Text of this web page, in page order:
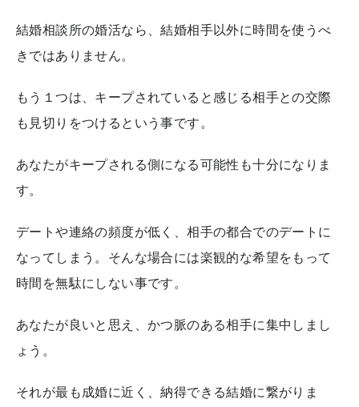
結婚相談所の婚活なら、結婚相手以外に時間を使うべ
きではありません。
もう１つは、キープされていると感じる相手との交際
も見切りをつけるという事です。
あなたがキープされる側になる可能性も十分になりま
す。
デートや連絡の頻度が低く、相手の都合でのデートに
なってしまう。そんな場合には楽観的な希望をもって
時間を無駄にしない事です。
あなたが良いと思え、かつ脈のある相手に集中しまし
ょう。
それが最も成婚に近く、納得できる結婚に繋がりま